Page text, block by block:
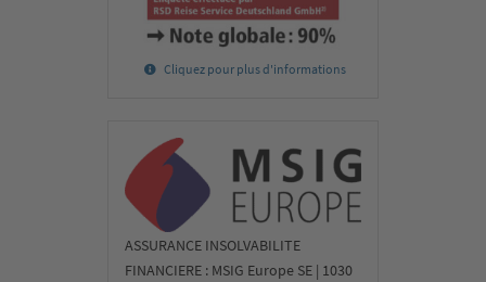
Cliquez pour plus d'informations
ASSURANCE INSOLVABILITE
FINANCIERE : MSIG Europe SE | 1030